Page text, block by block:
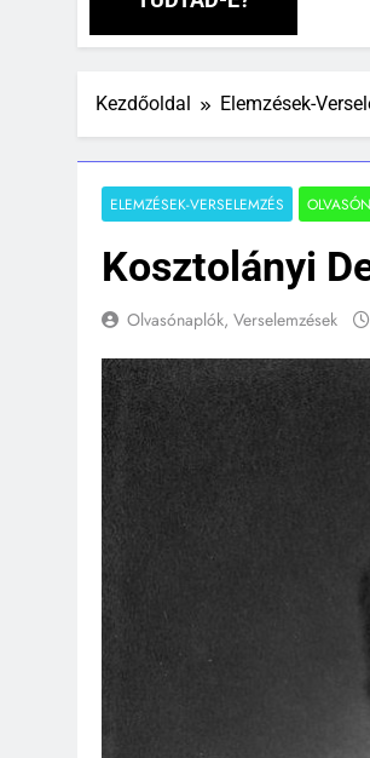
Kezdőoldal Elemzések-
ELEMZÉSEK-VERSELEMZÉS
Kosztolányi
Olvasónaplók, Verselemzések